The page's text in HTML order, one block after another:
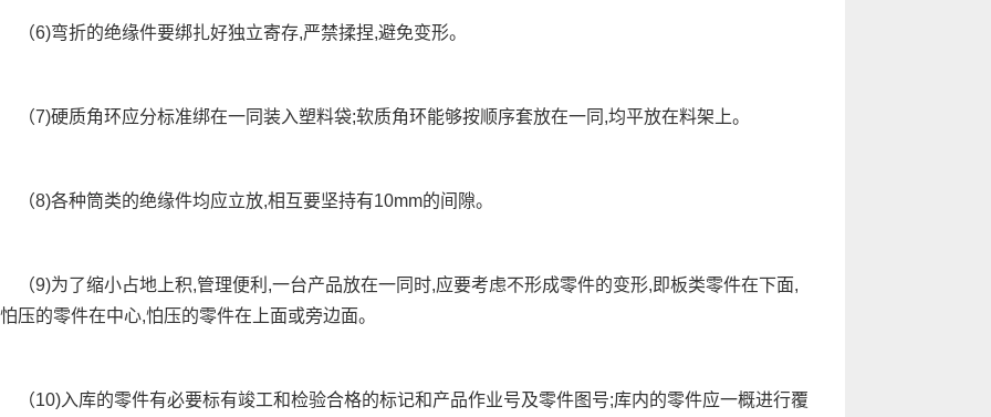
6)弯折的绝缘件要绑扎好独立寄存,严禁揉捏,避免变形。
7)硬质角环应分标准绑在一同装入塑料袋;软质角环能够按顺序套放在一同,均平放在料架上。
8)各种筒类的绝缘件均应立放,相互要坚持有10mm的间隙。
9)为了缩小占地上积,管理便利,一台产品放在一同时,应要考虑不形成零件的变形,即板类零件在下面,
压的零件在中心,怕压的零件在上面或旁边面。
10)入库的零件有必要标有竣工和检验合格的标记和产品作业号及零件图号;库内的零件应一概进行覆